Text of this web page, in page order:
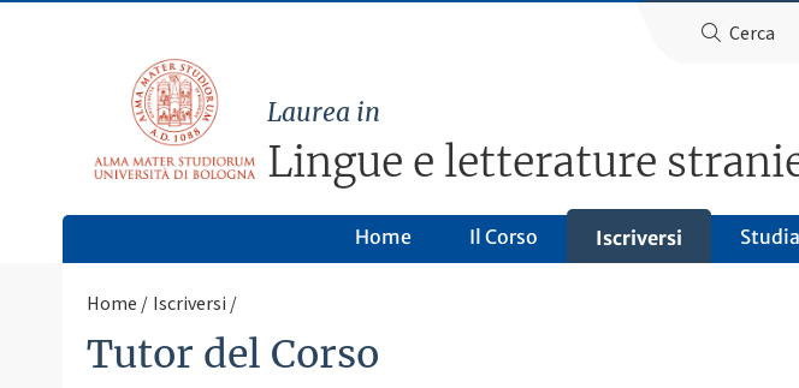
Cerca
Laurea in
Lingue e letterature
Home Il Corso Iscriversi
Home Iscriversi
Tutor del Corso